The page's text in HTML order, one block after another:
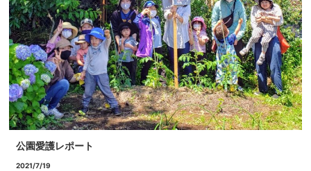
公園愛護レポート
2021/7/19